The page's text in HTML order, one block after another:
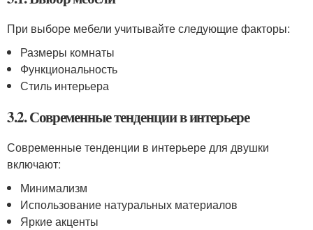
При выборе мебели учитывайте следующие факторы:
Размеры комнаты
Функциональность
Стиль интерьера
3.2. Современные тенденции в интерьере
Современные тенденции в интерьере для двушки
включают:
Минимализм
Использование натуральных материалов
Яркие акценты